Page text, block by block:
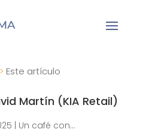
Este artículo
Martín (KIA Retail)
Un café con...